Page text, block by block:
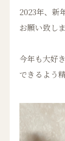
2023年、 新
お願い致しま
今年も大好
できるよう